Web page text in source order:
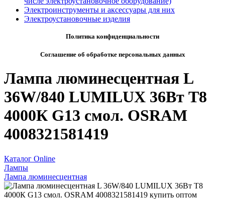
Электроинструменты и аксессуары для них
Электроустановочные изделия
Политика конфиденциальности
Соглашение об обработке персональных данных
Лампа люминесцентная L
36W/840 LUMILUX 36Вт T8
4000К G13 смол. OSRAM
4008321581419
Каталог Online
Лампы
Лампа люминесцентная